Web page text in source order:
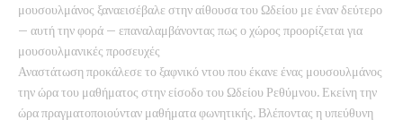
μουσουλμάνος ξαναεισέβαλε στην αίθουσα του Ωδείου με έναν δεύτερο
– αυτή την φορά – επαναλαμβάνοντας πως ο χώρος προορίζεται για
μουσουλμανικές προσευχές
Αναστάτωση προκάλεσε το ξαφνικό ντου που έκανε ένας μουσουλμάνος
την ώρα του μαθήματος στην είσοδο του Ωδείου Ρεθύμνου. Εκείνη την
ώρα πραγματοποιούνταν μαθήματα φωνητικής. Βλέποντας η υπεύθυνη